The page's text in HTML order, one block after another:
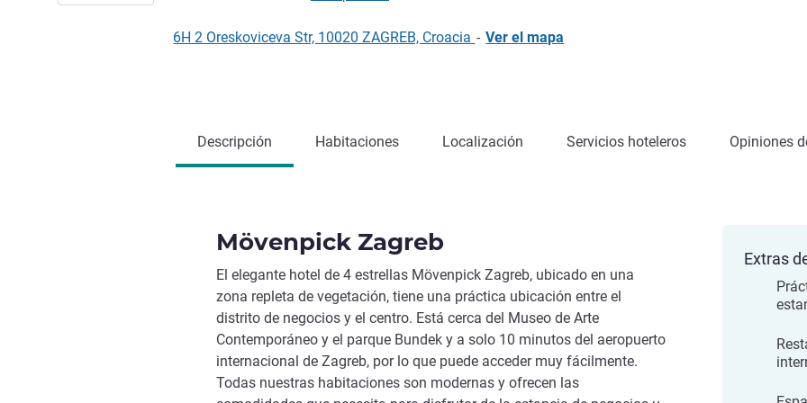
6H 2 Oreskoviceva Str, 10020 ZAGREB, Croacia - Ver el mapa
Descripción Habitaciones Localización Servicios hoteleros Opiniones
Mövenpick Zagreb
El elegante hotel de 4 estrellas Mövenpick Zagreb, ubicado en una
zona repleta de vegetación, tiene una práctica ubicación entre el
distrito de negocios y el centro. Está cerca del Museo de Arte
Contemporáneo y el parque Bundek y a solo 10 minutos del aeropuerto
internacional de Zagreb, por lo que puede acceder muy fácilmente.
Todas nuestras habitaciones son modernas y ofrecen las
Extras